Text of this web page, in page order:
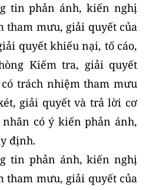
tin phản ánh, kiến nghị
tham mưu, giải quyết của
quyết khiếu nại, tố cáo,
Kiếm tra, giải quyết
trách nhiệm tham mưu
giải quyết và trả lời cơ
nhân có ý kiến phản ánh,
định.
tin phản ánh, kiến nghị
tham mưu, giải quyết của